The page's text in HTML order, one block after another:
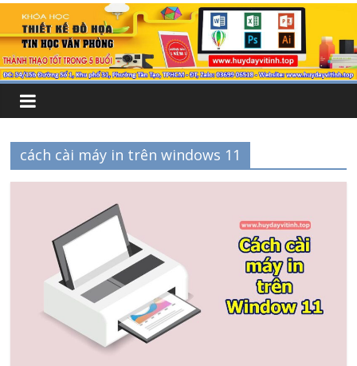
cách cài máy in trên windows 11